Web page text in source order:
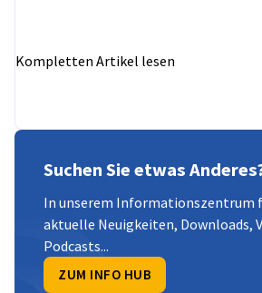
nächsten Generation von Lkw und
Kompletten Artikel lesen
Suchen Sie etwas
In unserem Informationszentrum
aktuelle Neuigkeiten, Downloads,
Podcasts...
ZUM INFO HUB